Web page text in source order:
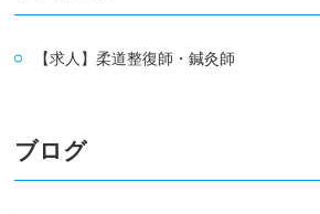
【求人】柔道整復師・鍼灸師
ブログ